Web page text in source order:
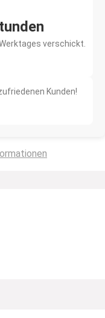
verschickt.
Kunden!